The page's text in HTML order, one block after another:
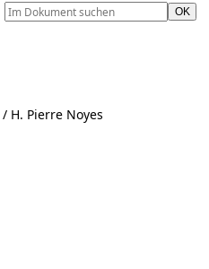
/ H. Pierre Noyes